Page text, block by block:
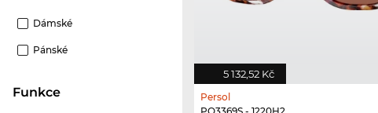
Dámské
Pánské
Funkce
5 132,52 Kč
Persol